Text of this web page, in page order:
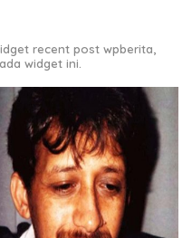
recent post wpberita,
widget ini.